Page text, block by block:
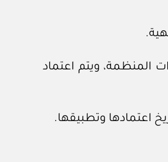
المنظمة، ويتم اعتماد